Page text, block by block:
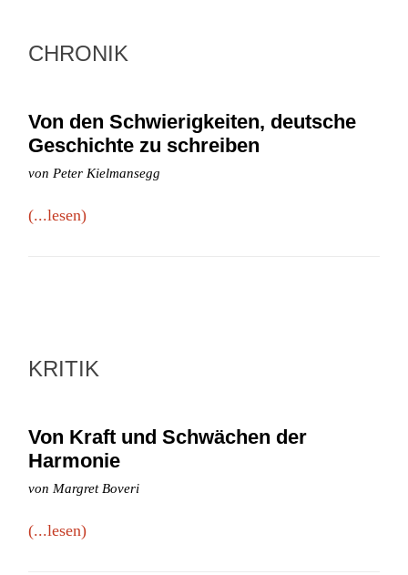
CHRONIK
Von den Schwierigkeiten, deutsche
Geschichte zu schreiben
von Peter Kielmansegg
(...lesen)
KRITIK
Von Kraft und Schwächen der
Harmonie
von Margret Boveri
(...lesen)